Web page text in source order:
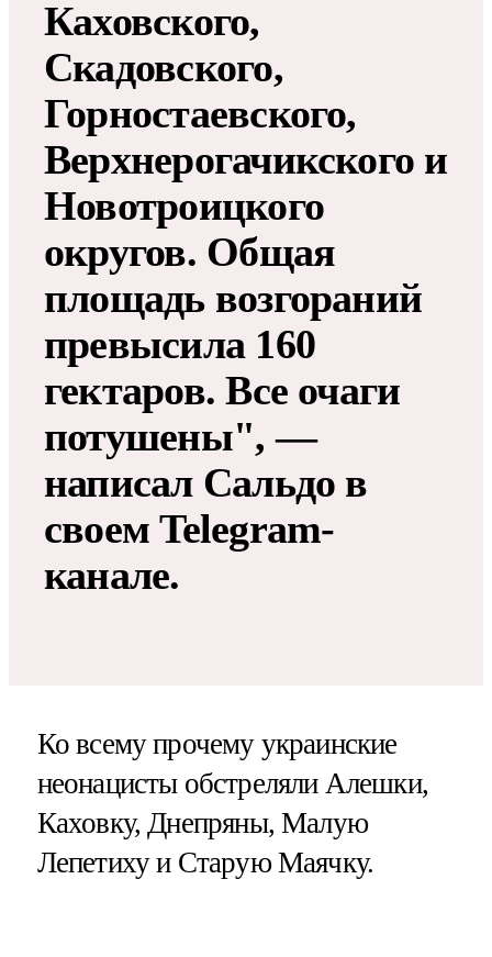
Каховского,
Скадовского,
Горностаевского,
Верхнерогачикского и
Новотроицкого
округов. Общая
площадь возгораний
превысила 160
гектаров. Все очаги
потушены", —
написал Сальдо в
своем Telegram-
канале.
Ко всему прочему украинские
неонацисты обстреляли Алешки,
Каховку, Днепряны, Малую
Лепетиху и Старую Маячку.